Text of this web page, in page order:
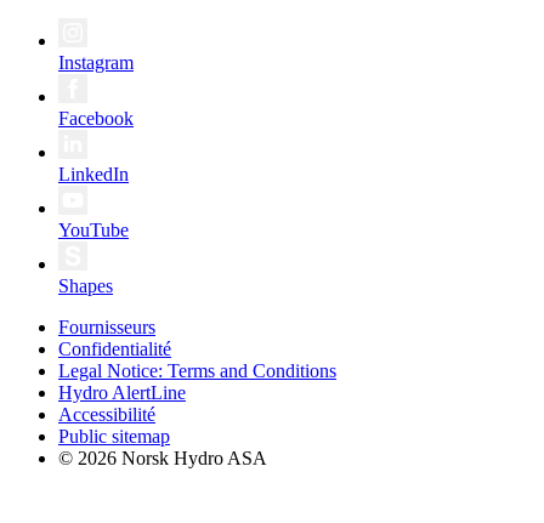
Instagram
Facebook
LinkedIn
YouTube
Shapes
Fournisseurs
Confidentialité
Legal Notice: Terms and Conditions
Hydro AlertLine
Accessibilité
Public sitemap
© 2026 Norsk Hydro ASA